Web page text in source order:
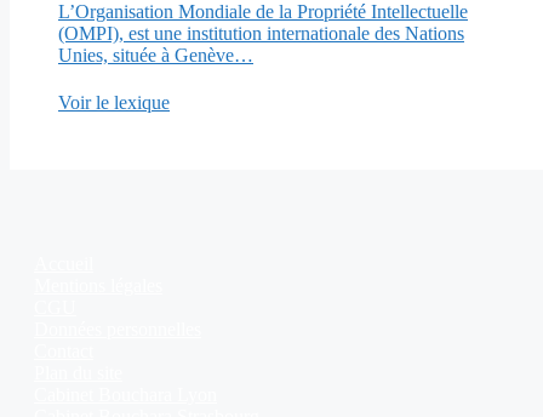
L’Organisation Mondiale de la Propriété Intellectuelle
(OMPI), est une institution internationale des Nations
Unies, située à Genève…
Voir le lexique